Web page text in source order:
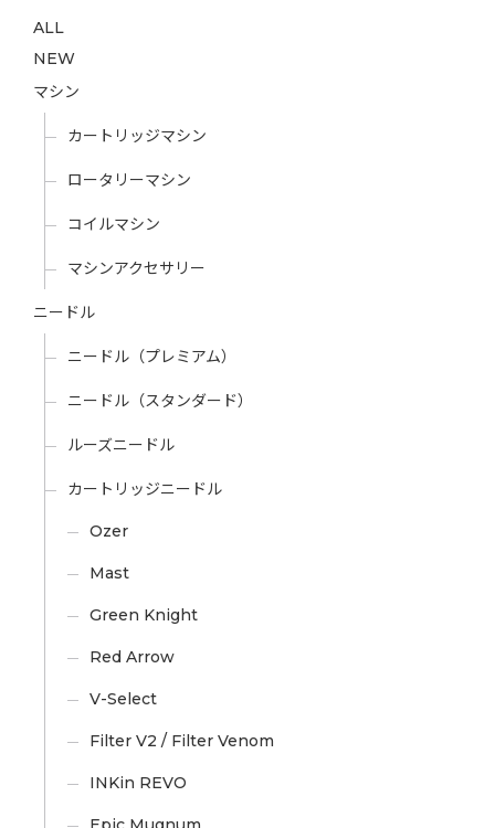
ALL
NEW
マシン
カートリッジマシン
ロータリーマシン
コイルマシン
マシンアクセサリー
ニードル
ニードル（プレミアム）
ニードル（スタンダード）
ルーズニードル
カートリッジニードル
Ozer
Mast
Green Knight
Red Arrow
V-Select
Filter V2 / Filter Venom
INKin REVO